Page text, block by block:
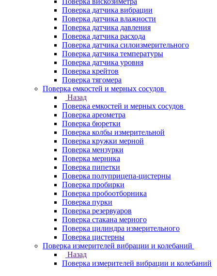
Поверка датчика вибрации
Поверка датчика влажности
Поверка датчика давления
Поверка датчика расхода
Поверка датчика силоизмерительного
Поверка датчика температуры
Поверка датчика уровня
Поверка крейтов
Поверка тягомера
Поверка емкостей и мерных сосудов
Назад
Поверка емкостей и мерных сосудов
Поверка ареометра
Поверка бюретки
Поверка колбы измерительной
Поверка кружки мерной
Поверка мензурки
Поверка мерника
Поверка пипетки
Поверка полуприцепа-цистерны
Поверка пробирки
Поверка пробоотборника
Поверка пурки
Поверка резервуаров
Поверка стакана мерного
Поверка цилиндра измерительного
Поверка цистерны
Поверка измерителей вибрации и колебаний
Назад
Поверка измерителей вибрации и колебаний